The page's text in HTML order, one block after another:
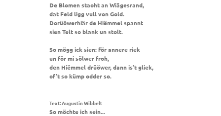
De Blomen staoht an Wiägesrand,
dat Feld ligg vull von Gold.
Dorüöwerhiär de Hiëmmel spannt
sien Telt so blank un stolt.
So mögg ick sien: för annere riek
un för mi sölwer froh,
den Hiëmmel drüöwer, dann is’t gliek,
of’t so kümp odder so.
Text: Augustin Wibbelt
So möchte ich sein...